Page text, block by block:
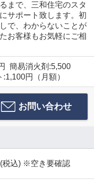
まで、三和住宅のスタ
サポート致します。初
で、わからないことが
お客様もお気軽にご相
簡易消火剤:5,500
円（月額）
お問い合わせ
税込) ※空き要確認